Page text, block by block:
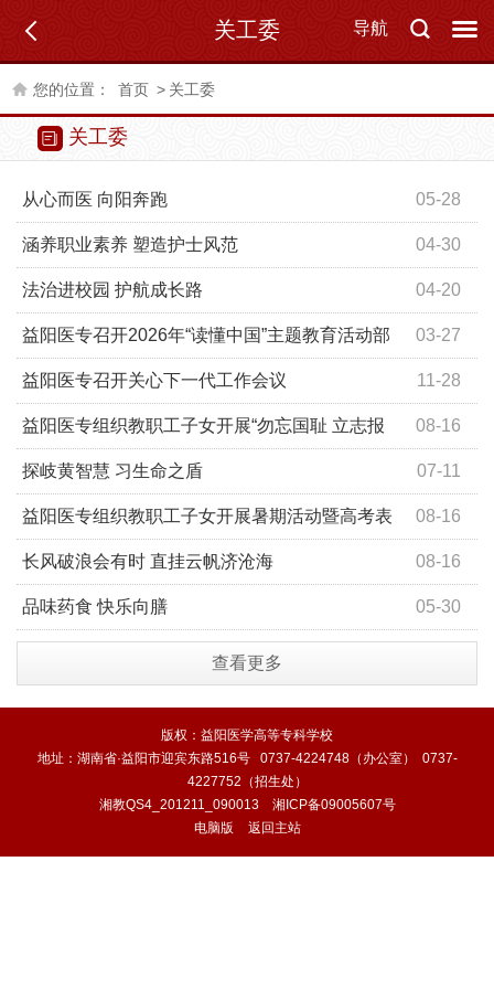
导航
关工委
您的位置： 首页 > 关工委
关工委
05-28
从心而医 向阳奔跑
04-30
涵养职业素养 塑造护士风范
04-20
法治进校园 护航成长路
03-27
益阳医专召开2026年“读懂中国”主题教育活动部
署会暨关工委工作会议 11-28
益阳医专召开关心下一代工作会议
08-16
益阳医专组织教职工子女开展“勿忘国耻 立志报
国”主题教育实践活动 07-11
探岐黄智慧 习生命之盾
08-16
益阳医专组织教职工子女开展暑期活动暨高考表
彰大会 08-16
长风破浪会有时 直挂云帆济沧海
05-30
品味药食 快乐向膳
查看更多
版权：益阳医学高等专科学校
地址：湖南省·益阳市迎宾东路516号 0737-4224748（办公室） 0737-
4227752（招生处）
湘教QS4_201211_090013 湘ICP备09005607号
电脑版
返回主站